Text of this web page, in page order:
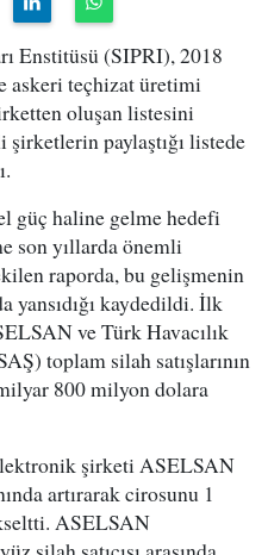
Enstitüsü (SIPRI), 2018
askeri teçhizat üretimi
oluşan listesini
şirketlerin paylaştığı listede
güç haline gelme hedefi
son yıllarda önemli
raporda, bu gelişmenin
yansıdığı kaydedildi. İlk
ve Türk Havacılık
toplam silah satışlarının
800 milyon dolara
şirketi ASELSAN
artırarak cirosunu 1
ASELSAN